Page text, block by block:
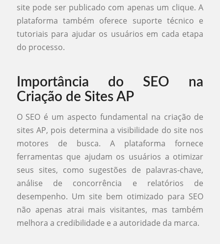
site pode ser publicado com apenas um clique. A
plataforma também oferece suporte técnico e
tutoriais para ajudar os usuários em cada etapa
do processo.
Importância do SEO na
Criação de Sites AP
O SEO é um aspecto fundamental na criação de
sites AP, pois determina a visibilidade do site nos
motores de busca. A plataforma fornece
ferramentas que ajudam os usuários a otimizar
seus sites, como sugestões de palavras-chave,
análise de concorrência e relatórios de
desempenho. Um site bem otimizado para SEO
não apenas atrai mais visitantes, mas também
melhora a credibilidade e a autoridade da marca.